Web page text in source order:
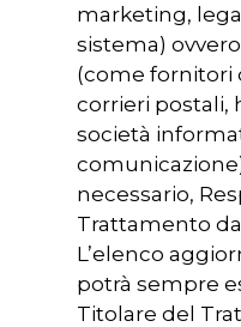
marketing,
sistema)
(come fornitori
corrieri postali,
società
necessario,
Trattamento
L’elenco
potrà sempre
Titolare del